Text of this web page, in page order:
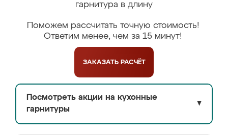
гарнитура в длину
Поможем рассчитать точную стоимость!
Ответим менее, чем за 15 минут!
ЗАКАЗАТЬ РАСЧЁТ
Посмотреть акции на кухонные
гарнитуры
▼